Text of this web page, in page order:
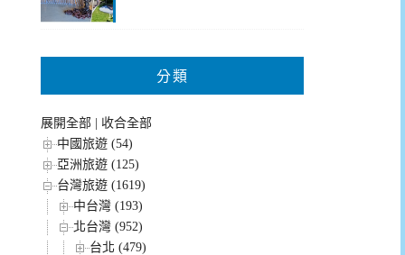
分類
展開全部
收合全部
中國旅遊 (54)
亞洲旅遊 (125)
台灣旅遊 (1619)
中台灣 (193)
北台灣 (952)
台北 (479)